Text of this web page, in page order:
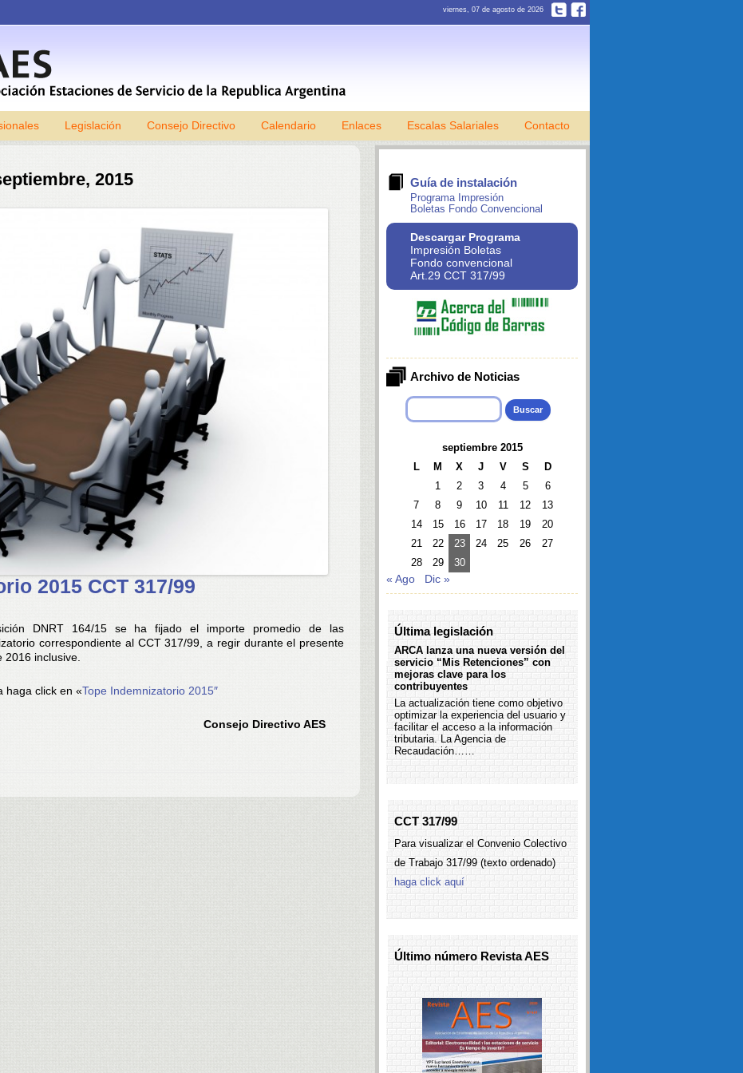
viernes, 07 de agosto de 2026
Skip to content
Legislación Consejo Directivo Calendario Enlaces Escalas Salariales Contacto
2015
2015 CCT 317/99
DNRT 164/15 se ha fijado el importe promedio de las
correspondiente al CCT 317/99, a regir durante el presente
inclusive.
haga click en «Tope Indemnizatorio 2015″
Consejo Directivo AES
Guía de instalación
Programa Impresión
Boletas Fondo Convencional
Descargar Programa
Impresión Boletas
Fondo convencional
Art.29 CCT 317/99
Archivo de Noticias
Buscar:
septiembre 2015
L
M X J V S
D
1
2 3 4 5
6
7
8 9 10 11 12
13
14
15 16 17 18 19
20
21
22 23 24 25 26
27
28
29 30
« Ago Dic »
Última legislación
ARCA lanza una nueva versión del
servicio “Mis Retenciones” con
mejoras clave para los
contribuyentes
La actualización tiene como objetivo
optimizar la experiencia del usuario y
facilitar el acceso a la información
tributaria. La Agencia de
Recaudación……
CCT 317/99
Para visualizar el Convenio Colectivo
de Trabajo 317/99 (texto ordenado)
haga click aquí
Último número Revista AES